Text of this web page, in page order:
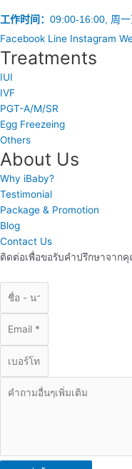
工作时间： 09:00-16:00, 周
Facebook Line Instagram
Treatments
IUI
IVF
PGT-A/M/SR
Egg Freezeing
Others
About Us
Why iBaby?
Testimonial
Package & Promotion
Blog
Contact Us
ติดต่อเพื่อขอรับคำปรึกษาจาก